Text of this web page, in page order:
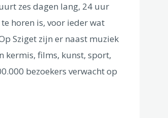
zes dagen lang, 24 uur
horen is, voor ieder wat
Sziget zijn er naast muziek
kermis, films, kunst, sport,
bezoekers verwacht op